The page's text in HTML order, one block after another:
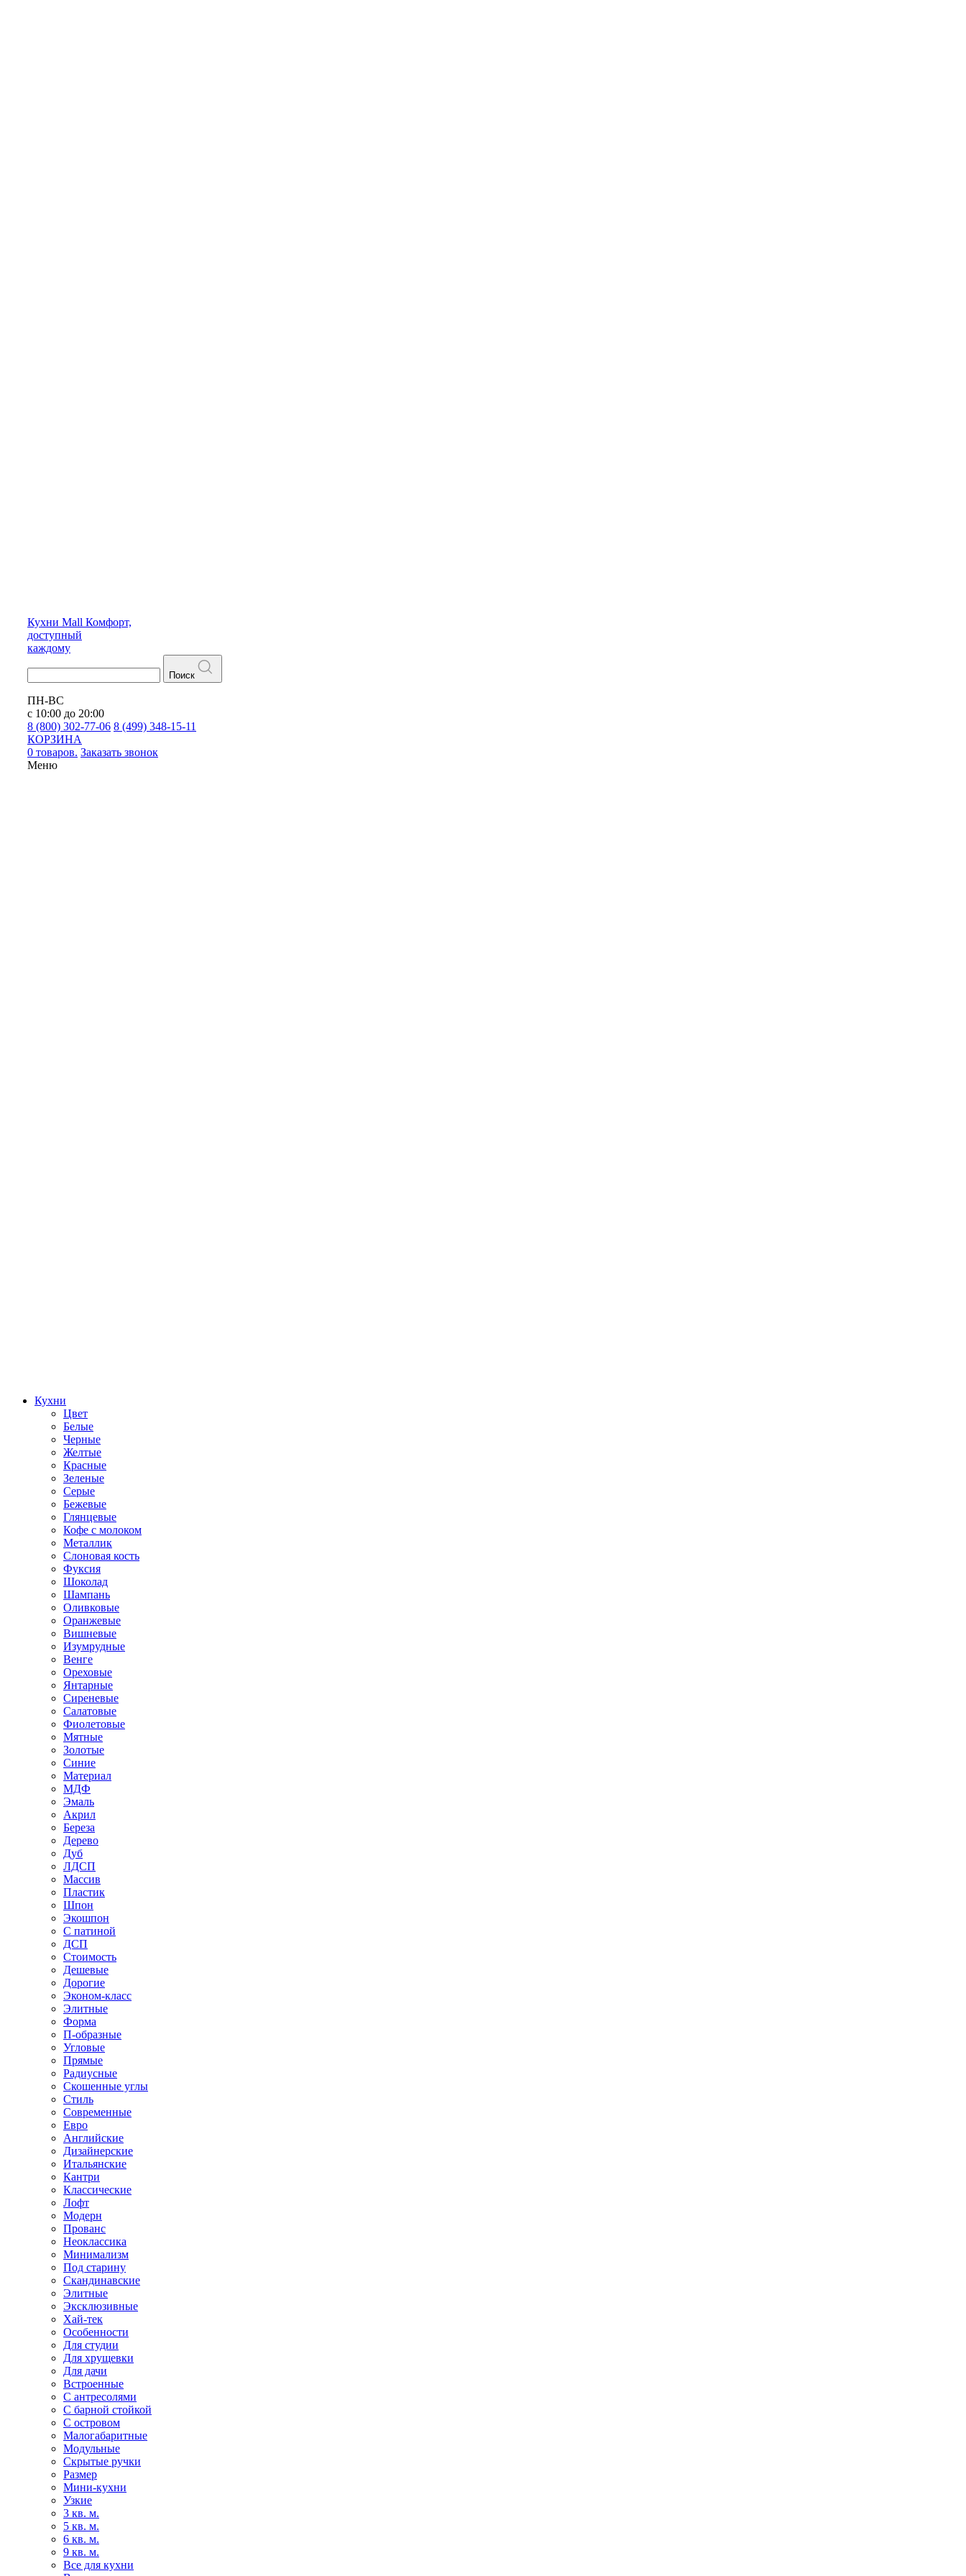
Кухни Mall Комфорт,
доступный
каждому
Поиск
ПН-ВС
с 10:00 до 20:00
8 (800) 302-77-06 8 (499) 348-15-11
КОРЗИНА
0 товаров. Заказать звонок
Меню
Кухни
Цвет
Белые
Черные
Желтые
Красные
Зеленые
Серые
Бежевые
Глянцевые
Кофе с молоком
Металлик
Слоновая кость
Фуксия
Шоколад
Шампань
Оливковые
Оранжевые
Вишневые
Изумрудные
Венге
Ореховые
Янтарные
Сиреневые
Салатовые
Фиолетовые
Мятные
Золотые
Синие
Материал
МДФ
Эмаль
Акрил
Береза
Дерево
Дуб
ЛДСП
Массив
Пластик
Шпон
Экошпон
С патиной
ДСП
Стоимость
Дешевые
Дорогие
Эконом-класс
Элитные
Форма
П-образные
Угловые
Прямые
Радиусные
Скошенные углы
Стиль
Современные
Евро
Английские
Дизайнерские
Итальянские
Кантри
Классические
Лофт
Модерн
Прованс
Неоклассика
Минимализм
Под старину
Скандинавские
Элитные
Эксклюзивные
Хай-тек
Особенности
Для студии
Для хрущевки
Для дачи
Встроенные
С антресолями
С барной стойкой
С островом
Малогабаритные
Модульные
Скрытые ручки
Размер
Мини-кухни
Узкие
3 кв. м.
5 кв. м.
6 кв. м.
9 кв. м.
Все для кухни